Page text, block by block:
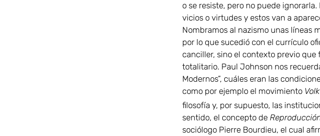
o se resiste, pero no puede
vicios o virtudes y estos van a
Nombramos al nazismo unas líneas
por lo que sucedió con el currículo
canciller, sino el contexto previo
totalitario. Paul Johnson nos
Modernos”, cuáles eran las
como por ejemplo el movimiento Volk
filosofía y, por supuesto, las
sentido, el concepto de
sociólogo Pierre Bourdieu, el cual